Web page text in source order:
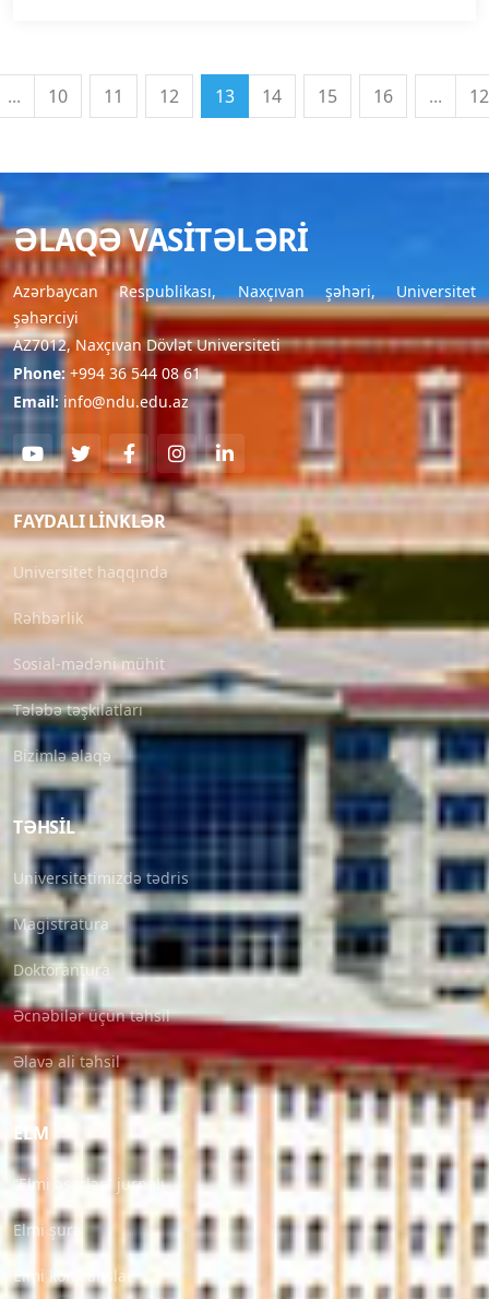
... 10 11 12 13 14 15 16 ...
ƏLAQƏ VASITƏLƏRI
Azərbaycan Respublikası, Naxçıvan şəhəri, Universitet
şəhərciyi
AZ7012, Naxçıvan Dövlət Universiteti
Phone: +994 36 544 08 61
Email: info@ndu.edu.az
FAYDALI LINKLƏR
Universitet haqqında
Rəhbərlik
Sosial-mədəni mühit
Tələbə təşkilatları
Bizimlə əlaqə
TƏHSIL
Universitetimizdə tədris
Magistratura
Doktorantura
Əcnəbilər üçün təhsil
Əlavə ali təhsil
ELM
“Elmi əsərlər” jurnalı
Elmi şura
Elmi konfranslar